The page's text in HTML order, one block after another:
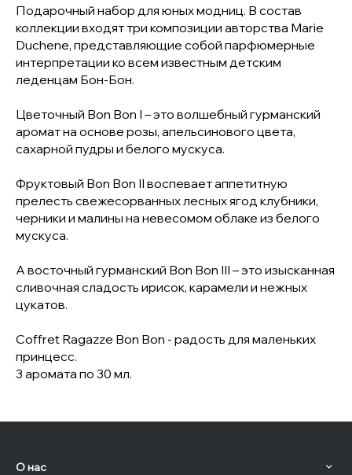
Подарочный набор для юных модниц. В состав
коллекции входят три композиции авторства Marie
Duchene, представляющие собой парфюмерные
интерпретации ко всем известным детским
леденцам Бон-Бон.
Цветочный Bon Bon I – это волшебный гурманский
аромат на основе розы, апельсинового цвета,
сахарной пудры и белого мускуса.
Фруктовый Bon Bon II воспевает аппетитную
прелесть свежесорванных лесных ягод клубники,
черники и малины на невесомом облаке из белого
мускуса.
А восточный гурманский Bon Bon III – это изысканная
сливочная сладость ирисок, карамели и нежных
цукатов.
Coffret Ragazze Bon Bon - радость для маленьких
принцесс.
3 аромата по 30 мл.
О нас